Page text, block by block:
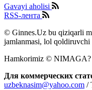
Gavayi aholisi
RSS-лента
© Ginnes.Uz bu qiziqarli
jamlanmasi, lol
Hamkorimiz © NIMAGA?
Для коммерческих
uzbeknasim@yahoo.com /